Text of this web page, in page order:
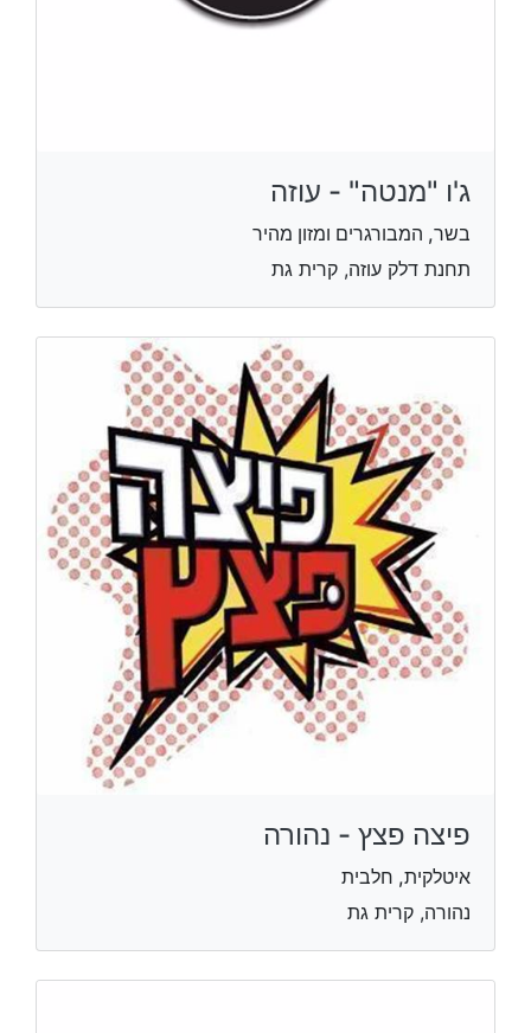
ג'ו "מנטה" - עוזה
בשר, המבורגרים ומזון מהיר
תחנת דלק עוזה, קרית גת
פיצה פצץ - נהורה
איטלקית, חלבית
נהורה, קרית גת